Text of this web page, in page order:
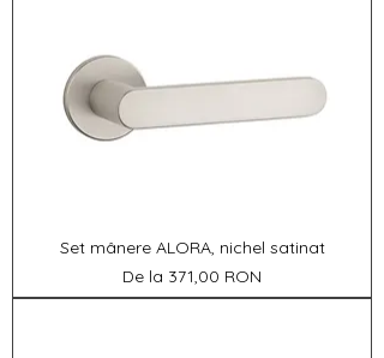
Set mânere ALORA, nichel satinat
De la 371,00 RON
Preț redus